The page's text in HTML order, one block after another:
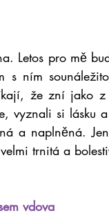
Letos pro mě
s ním
že zní jako
vyznali si lásku
a naplněná.
trnitá a
vdova